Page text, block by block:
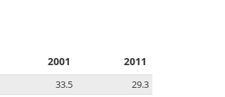
2001 2011
33.5
29.3